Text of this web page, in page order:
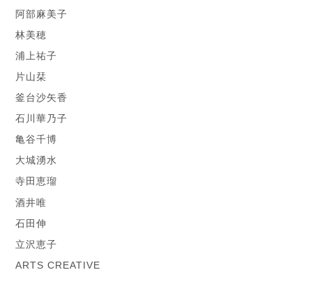
阿部麻美子
林美穂
浦上祐子
片山栞
釜台沙矢香
石川華乃子
亀谷千博
大城湧水
寺田恵瑠
酒井唯
石田伸
立沢恵子
ARTS CREATIVE